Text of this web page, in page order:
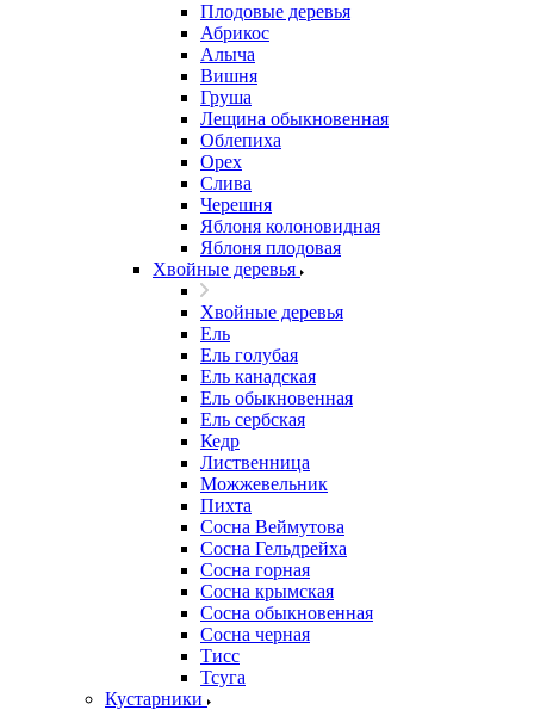
Плодовые деревья
Абрикос
Алыча
Вишня
Груша
Лещина обыкновенная
Облепиха
Орех
Слива
Черешня
Яблоня колоновидная
Яблоня плодовая
Хвойные деревья
Хвойные деревья
Ель
Ель голубая
Ель канадская
Ель обыкновенная
Ель сербская
Кедр
Лиственница
Можжевельник
Пихта
Сосна Веймутова
Сосна Гельдрейха
Сосна горная
Сосна крымская
Сосна обыкновенная
Сосна черная
Тисс
Тсуга
Кустарники